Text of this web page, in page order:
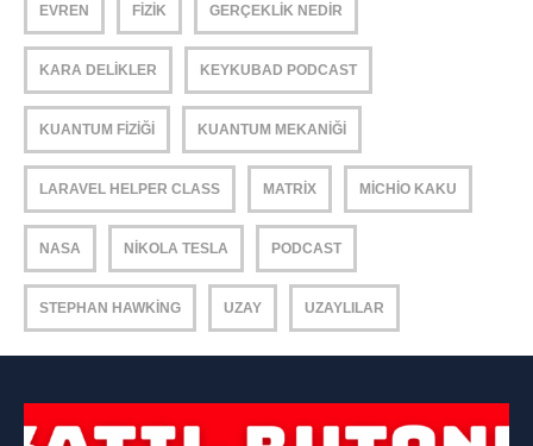
EVREN FIZIK GERÇEKLIK NEDIR
KARA DELIKLER KEYKUBAD PODCAST
KUANTUM FIZIĞI KUANTUM MEKANIĞI
LARAVEL HELPER CLASS MATRIX MICHIO KAKU
NASA NIKOLA TESLA PODCAST
STEPHAN HAWKING UZAY UZAYLILAR